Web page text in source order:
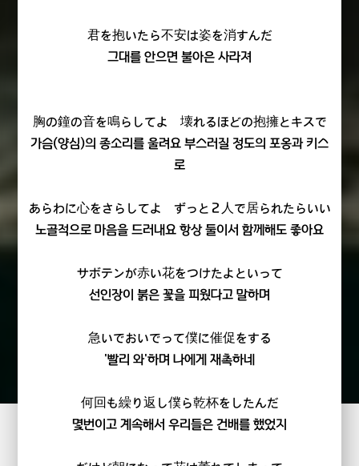
君を抱いたら不安は姿を消すんだ
그대를 안으면 불아은 사라져
胸の鐘の音を鳴らしてよ 壊れるほどの抱擁とキスで
가슴(양심)의 종소리를 울려요 부스러질 정도의 포옹과 키스
로
あらわに心をさらしてよ ずっと２人で居られたらいい
노골적으로 마음을 드러내요 항상 둘이서 함께해도 좋아요
サボテンが赤い花をつけたよといって
선인장이 붉은 꽃을 피웠다고 말하며
急いでおいでって僕に催促をする
'빨리 와'하며 나에게 재촉하네
何回も繰り返し僕ら乾杯をしたんだ
몇번이고 계속해서 우리들은 건배를 했었지